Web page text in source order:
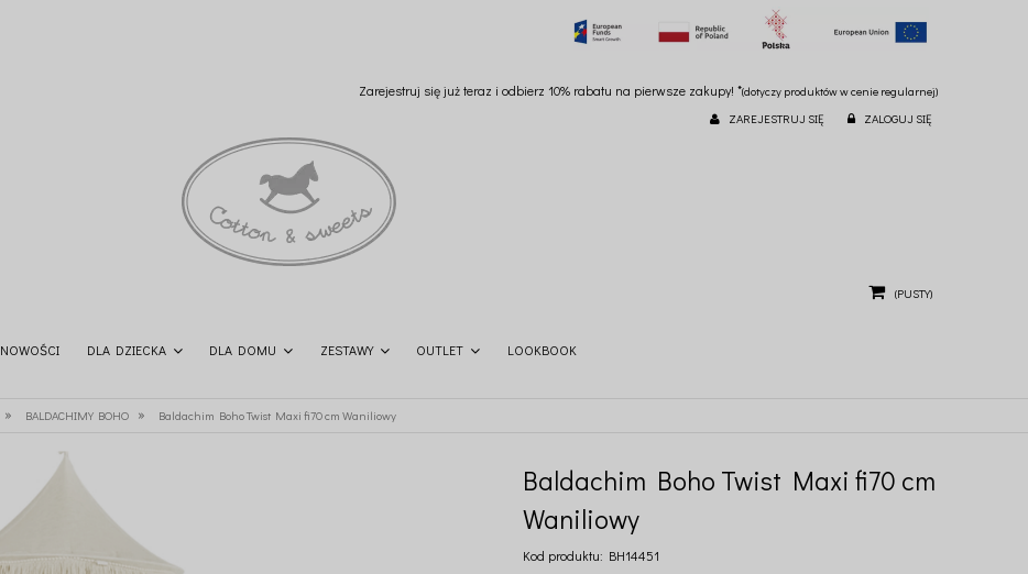
Zarejestruj się już teraz i odbierz 10% rabatu na pierwsze zakupy! *(dotyczy produktów w cenie regularnej)
ZAREJESTRUJ SIĘ ZALOGUJ SIĘ
(PUSTY)
NOWOŚCI DLA DZIECKA DLA DOMU ZESTAWY OUTLET LOOKBOOK
» BALDACHIMY BOHO » Baldachim Boho Twist Maxi fi70 cm Waniliowy
Baldachim Boho Twist Maxi fi70 cm
Waniliowy
Kod produktu: BH14451